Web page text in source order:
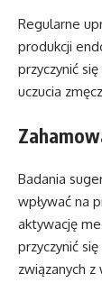
Regularne
produkcji
przyczynić
uczucia
Badania
wpływać na
aktywację
przyczynić
związanych z